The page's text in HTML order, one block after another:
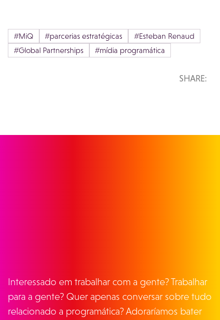
#MiQ #parcerias estratégicas
#Esteban Renaud
#Global Partnerships
#mídia programática
SHARE:
Interessado em trabalhar com a gente? Trabalhar
para a gente? Quer apenas conversar sobre tudo
relacionado a programática? Adoraríamos bater